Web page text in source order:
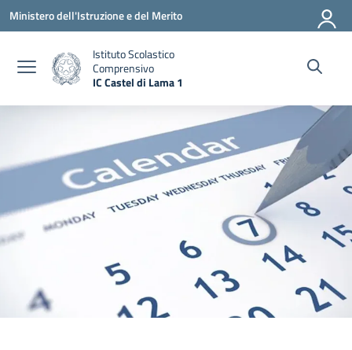
Vai ai contenuti
Vai al menu di navigazione
Vai al footer
Ministero dell'Istruzione e del Merito
Istituto Scolastico
Comprensivo
IC Castel di Lama 1